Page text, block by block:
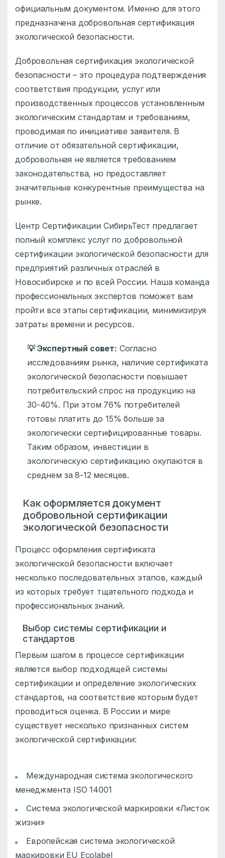
официальным документом. Именно для этого
предназначена добровольная сертификация
экологической безопасности.
Добровольная сертификация экологической
безопасности – это процедура подтверждения
соответствия продукции, услуг или
производственных процессов установленным
экологическим стандартам и требованиям,
проводимая по инициативе заявителя. В
отличие от обязательной сертификации,
добровольная не является требованием
законодательства, но предоставляет
значительные конкурентные преимущества на
рынке.
Центр Сертификации СибирьТест предлагает
полный комплекс услуг по добровольной
сертификации экологической безопасности для
предприятий различных отраслей в
Новосибирске и по всей России. Наша команда
профессиональных экспертов поможет вам
пройти все этапы сертификации, минимизируя
затраты времени и ресурсов.
💡 Экспертный совет: Согласно
исследованиям рынка, наличие сертификата
экологической безопасности повышает
потребительский спрос на продукцию на
30-40%. При этом 76% потребителей
готовы платить до 15% больше за
экологически сертифицированные товары.
Таким образом, инвестиции в
экологическую сертификацию окупаются в
среднем за 8-12 месяцев.
Как оформляется документ
добровольной сертификации
экологической безопасности
Процесс оформления сертификата
экологической безопасности включает
несколько последовательных этапов, каждый
из которых требует тщательного подхода и
профессиональных знаний.
Выбор системы сертификации и
стандартов
Первым шагом в процессе сертификации
является выбор подходящей системы
сертификации и определение экологических
стандартов, на соответствие которым будет
проводиться оценка. В России и мире
существует несколько признанных систем
экологической сертификации:
Международная система экологического
менеджмента ISO 14001
Система экологической маркировки «Листок
жизни»
Европейская система экологической
маркировки EU Ecolabel